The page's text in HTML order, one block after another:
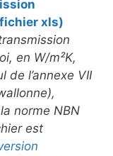
xls)
en W/m²K,
de l’annexe VII
norme NBN
est